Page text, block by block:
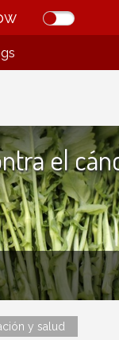
el
y salud